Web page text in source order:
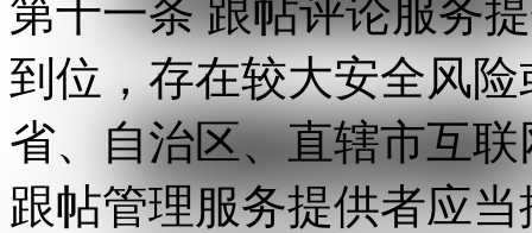
第十一条 跟帖评论服务
到位，存在较大安全风
省、自治区、直辖市互
跟帖管理服务提供者应